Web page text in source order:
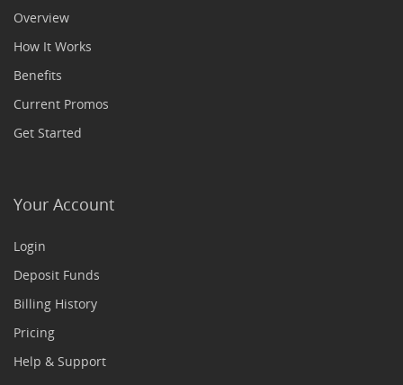
Overview
How It Works
Benefits
Current Promos
Get Started
Your Account
Login
Deposit Funds
Billing History
Pricing
Help & Support